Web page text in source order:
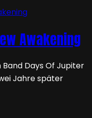
Awakening
Days Of Jupiter
Jahre später